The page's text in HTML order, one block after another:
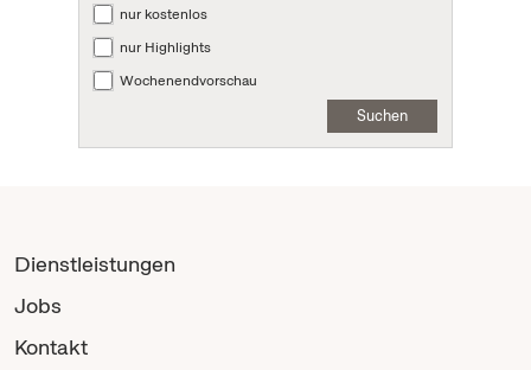
nur kostenlos
nur Highlights
Wochenendvorschau
Suchen
Dienstleistungen
Jobs
Kontakt